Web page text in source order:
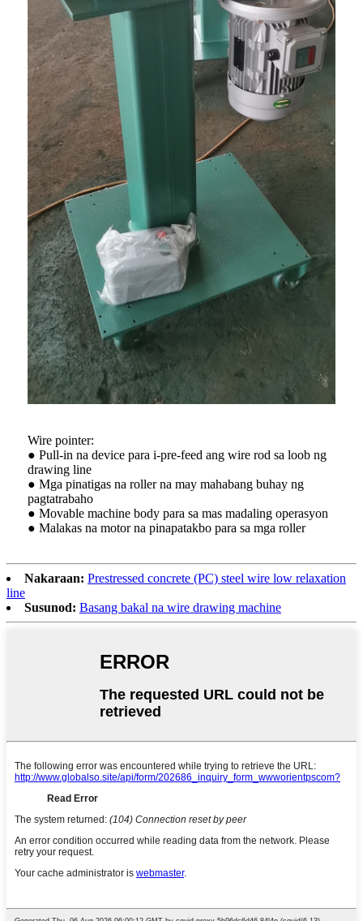
Wire pointer:
● Pull-in na device para i-pre-feed ang wire rod sa loob ng
drawing line
● Mga pinatigas na roller na may mahabang buhay ng
pagtatrabaho
● Movable machine body para sa mas madaling operasyon
● Malakas na motor na pinapatakbo para sa mga roller
Nakaraan: Prestressed concrete (PC) steel wire low relaxation
line
Susunod: Basang bakal na wire drawing machine